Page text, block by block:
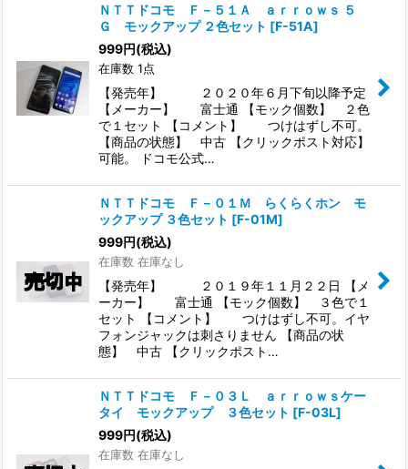
ＮＴＴドコモ Ｆ－５１Ａ ａｒｒｏｗｓ ５
Ｇ モックアップ ２色セット [F-51A]
999円(税込)
在庫数 1点
【発売年】 ２０２０年６月下旬以降予定
【メーカー】 富士通 【モック個数】 ２色
で１セット 【コメント】 つけはずし不可。
【商品の状態】 中古 【クリックポスト対応】
可能。 ドコモ公式…
ＮＴＴドコモ Ｆ－０１Ｍ らくらくホン モ
ックアップ ３色セット [F-01M]
999円(税込)
在庫数 在庫なし
【発売年】 ２０１９年１１月２２日 【メ
ーカー】 富士通 【モック個数】 ３色で１
セット 【コメント】 つけはずし不可。イヤ
フォンジャックは刺さりません 【商品の状
態】 中古 【クリックポスト…
ＮＴＴドコモ Ｆ－０３Ｌ ａｒｒｏｗｓケー
タイ モックアップ ３色セット [F-03L]
999円(税込)
在庫数 在庫なし